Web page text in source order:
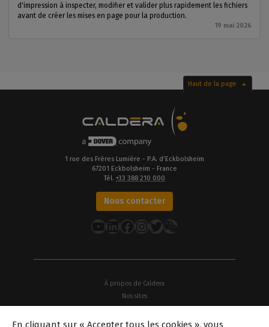
d'impression à inspecter, modifier et valider plus rapidement les fichiers
avant de créer les mises en page pour la production.
19 mai 2026
Haut de la page
1 rue des Frères Lumière - P.A. d’Eckbolsheim
67201 Eckbolsheim - France
Tél. +33 388 210 000
Nous contacter
YouTube
LinkedIn
Facebook
Instagram
Twitter
À propos de Caldera
Nos sites
En cliquant sur « Accepter tous les cookies », vous